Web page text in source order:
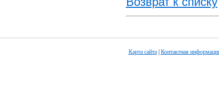
Карта сайта| Контактная